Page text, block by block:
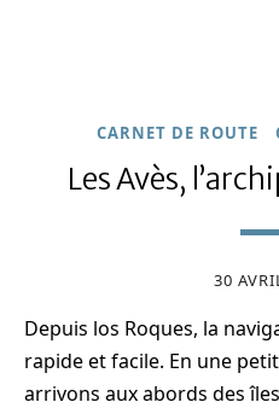
CARNET DE ROUTE
Les Avès,
30
Depuis los Roques, la
rapide et facile. En une
arrivons aux abords des